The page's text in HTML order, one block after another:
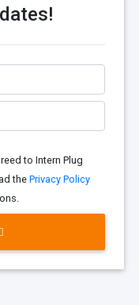
to Intern Plug
the Privacy Policy